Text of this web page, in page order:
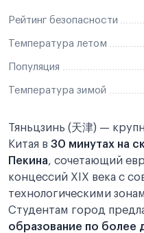
Рейтинг безопасности
Температура летом
Популяция
Температура зимой
Тяньцзинь (天津) —
Китая в 30 минутах на
Пекина, сочетающий
концессий XIX века с
технологическими
Студентам город
образование по более